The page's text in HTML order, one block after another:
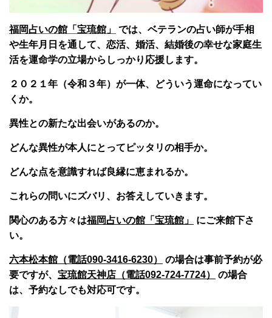
福岡占いの館「宝琉館」
では、ベテランの占い師が手相
や生年月日を通して、恋活、婚活、結婚後の幸せな家庭生
活を運命学の立場からしっかり応援します。
２０２１年（令和３年）が一体、どういう運命になってい
くか。
異性との新たな出会いがあるのか。
どんな異性が本人にとってピッタリの相手か。
どんな点を意識すれば良縁に恵まれるか。
これらの問いにズバリ、お答えしていきます。
関心のある方々は福岡占いの館「宝琉館」
にご来館下さ
い。
六本松本館（電話090-3416-6230）
の場合は事前予約が必
要ですが、 宝琉館天神店（電話092-724-7724）
の場合
は、予約なしでも対応可です。